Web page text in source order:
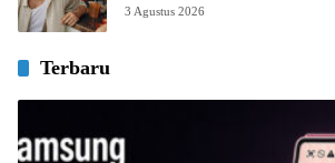
3 Agustus 2026
Terbaru